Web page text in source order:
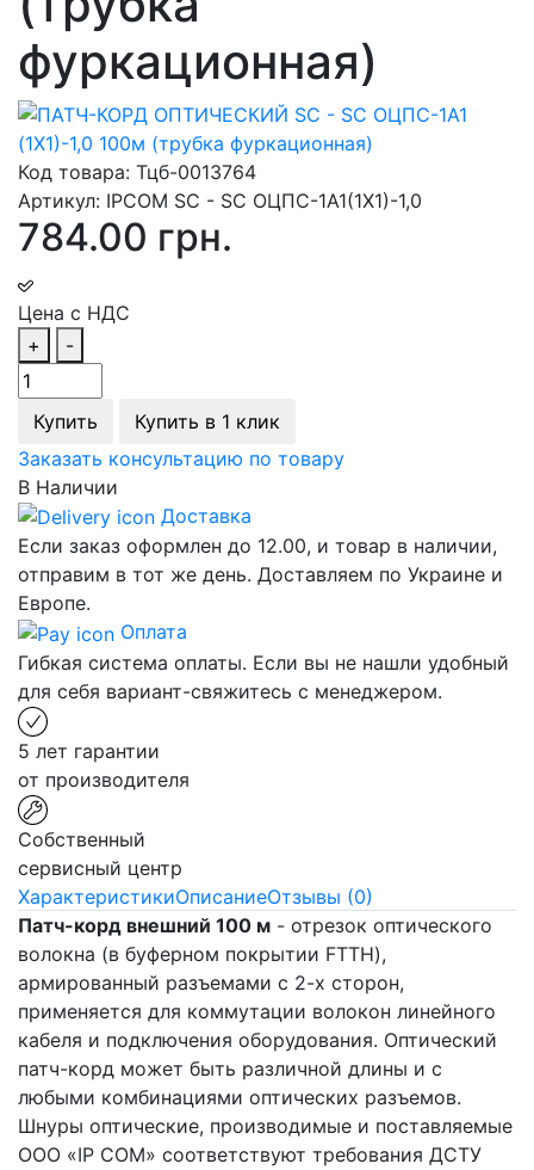
фуркационная)
Код товара: Тцб-0013764
Артикул: IPCOM SC - SC ОЦПС-1А1(1Х1)-1,0
784.00 грн.
Цена с НДС
+
-
Купить
Купить в 1 клик
Заказать консультацию по товару
В Наличии
Доставка
Если заказ оформлен до 12.00, и товар в наличии,
отправим в тот же день. Доставляем по Украине и
Европе.
Оплата
Гибкая система оплаты. Если вы не нашли удобный
для себя вариант-свяжитесь с менеджером.
5 лет гарантии
от производителя
Собственный
сервисный центр
ХарактеристикиОписаниеОтзывы (0)
Патч-корд внешний 100 м - отрезок оптического
волокна (в буферном покрытии FTTH),
армированный разъемами с 2-х сторон,
применяется для коммутации волокон линейного
кабеля и подключения оборудования. Оптический
патч-корд может быть различной длины и с
любыми комбинациями оптических разъемов.
Шнуры оптические, производимые и поставляемые
ООО «IP COM» соответствуют требования ДСТУ